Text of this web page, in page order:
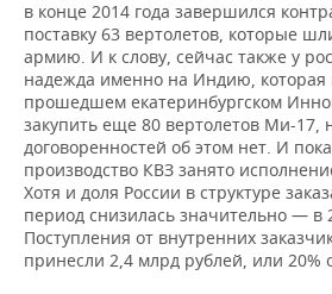
в конце 2014 года завершился
поставку 63 вертолетов, которые
армию. И к слову, сейчас также у
надежда именно на Индию, которая
прошедшем екатеринбургском
закупить еще 80 вертолетов Ми-17,
договоренностей об этом нет. И
производство КВЗ занято
Хотя и доля России в структуре
период снизилась значительно — в
Поступления от внутренних
принесли 2,4 млрд рублей, или